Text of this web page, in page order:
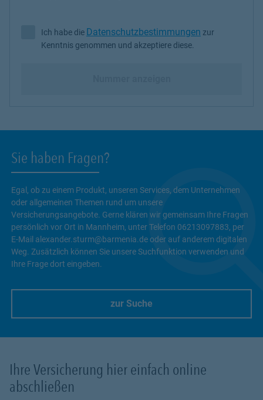
Ich habe die Datenschutzbestimmungen zur Kenntnis
Ich habe die Datenschutzbestimmungen zur
Kenntnis genommen und akzeptiere diese.
Sie haben Fragen?
Egal, ob zu einem Produkt, unseren Services, dem Unternehmen
oder allgemeinen Themen rund um unsere
Versicherungsangebote. Gerne klären wir gemeinsam Ihre Fragen
persönlich vor Ort in Mannheim, unter Telefon 06213097883, per
E-Mail alexander.sturm@barmenia.de oder auf anderem digitalen
Weg. Zusätzlich können Sie unsere Suchfunktion verwenden und
Ihre Frage dort eingeben.
zur Suche
Ihre Versicherung hier einfach online
abschließen